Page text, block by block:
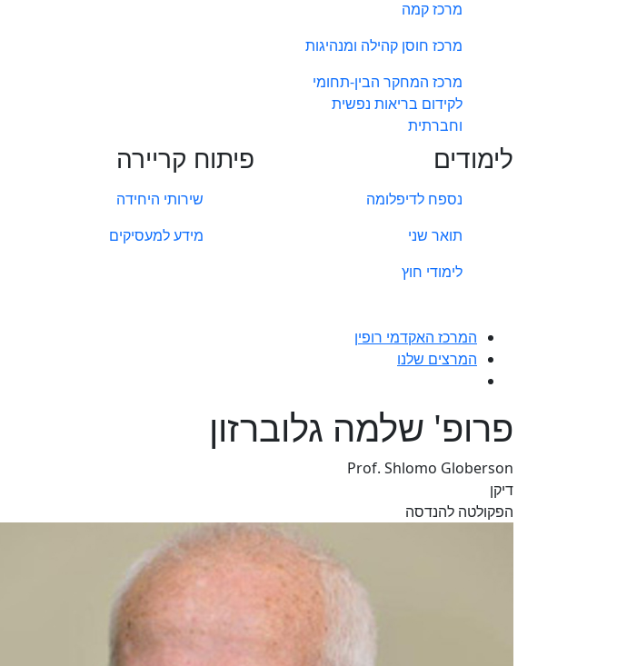
מרכז קמה
מרכז חוסן קהילה ומנהיגות
מרכז המחקר הבין-תחומי
לקידום בריאות נפשית
וחברתית
לימודים
נספח לדיפלומה
תואר שני
לימודי חוץ
פיתוח קריירה
שירותי היחידה
מידע למעסיקים
המרכז האקדמי רופין
המרצים שלנו
פרופ' שלמה גלוברזון
Prof. Shlomo Globerson
דיקן
הפקולטה להנדסה